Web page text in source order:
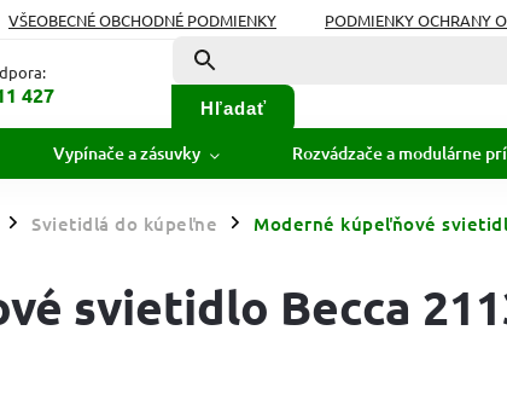
VŠEOBECNÉ OBCHODNÉ PODMIENKY PODMIENKY OCHRANY
427
Hľadať
Vypínače a zásuvky Rozvádzače a modulárne
/ Svietidlá do kúpeľne / Moderné kúpeľňové
svietidlo Becca